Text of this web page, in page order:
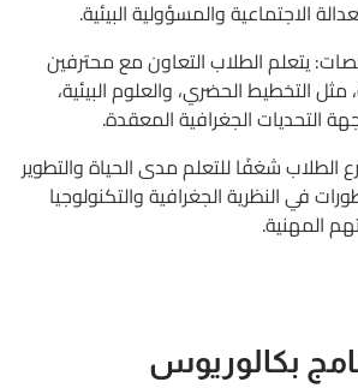
الاجتماعية والمسؤولية البيئية.
يتعلم الطلاب التعاون مع محترفين
التخطيط الحضري، والعلوم البيئية،
التحديات الجغرافية المعقدة.
الطلاب شغفًا للتعلم مدى الحياة والتطوير
في النظرية الجغرافية والتكنولوجيا
المهنية.
بكالوريوس